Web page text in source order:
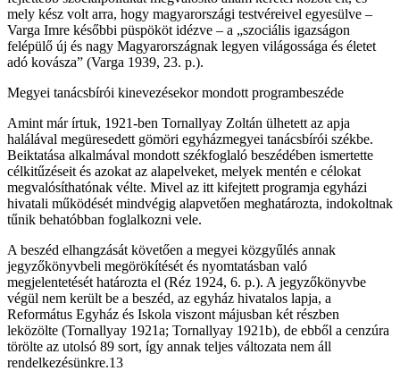
mely kész volt arra, hogy magyarországi testvéreivel egyesülve –
Varga Imre későbbi püspököt idézve – a „szociális igazságon
felépülő új és nagy Magyarországnak legyen világossága és életet
adó kovásza” (Varga 1939, 23. p.).
Megyei tanácsbírói kinevezésekor mondott programbeszéde
Amint már írtuk, 1921-ben Tornallyay Zoltán ülhetett az apja
halálával megüresedett gömöri egyházmegyei tanácsbírói székbe.
Beiktatása alkalmával mondott székfoglaló beszédében ismertette
célkitűzéseit és azokat az alapelveket, melyek mentén e célokat
megvalósíthatónak vélte. Mivel az itt kifejtett programja egyházi
hivatali működését mindvégig alapvetően meghatározta, indokoltnak
tűnik behatóbban foglalkozni vele.
A beszéd elhangzását követően a megyei közgyűlés annak
jegyzőkönyvbeli megörökítését és nyomtatásban való
megjelentetését határozta el (Réz 1924, 6. p.). A jegyzőkönyvbe
végül nem került be a beszéd, az egyház hivatalos lapja, a
Református Egyház és Iskola viszont májusban két részben
leközölte (Tornallyay 1921a; Tornallyay 1921b), de ebből a cenzúra
törölte az utolsó 89 sort, így annak teljes változata nem áll
rendelkezésünkre.13